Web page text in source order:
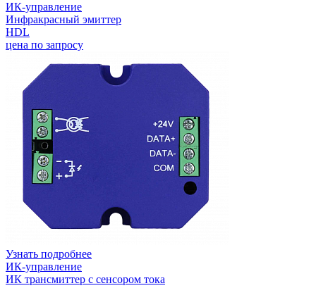
ИК-управление
Инфракрасный эмиттер
HDL
цена по запросу
Узнать подробнее
ИК-управление
ИК трансмиттер с сенсором тока